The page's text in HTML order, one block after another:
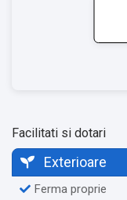
Facilitati si dotari
Exterioare
Ferma proprie